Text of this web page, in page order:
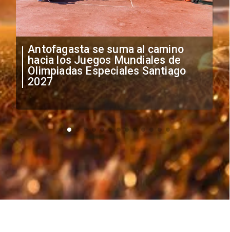
"Falta de profesionalismo": Sifup
anuncia medidas por situación
irregular de futbolistas
extranjeros